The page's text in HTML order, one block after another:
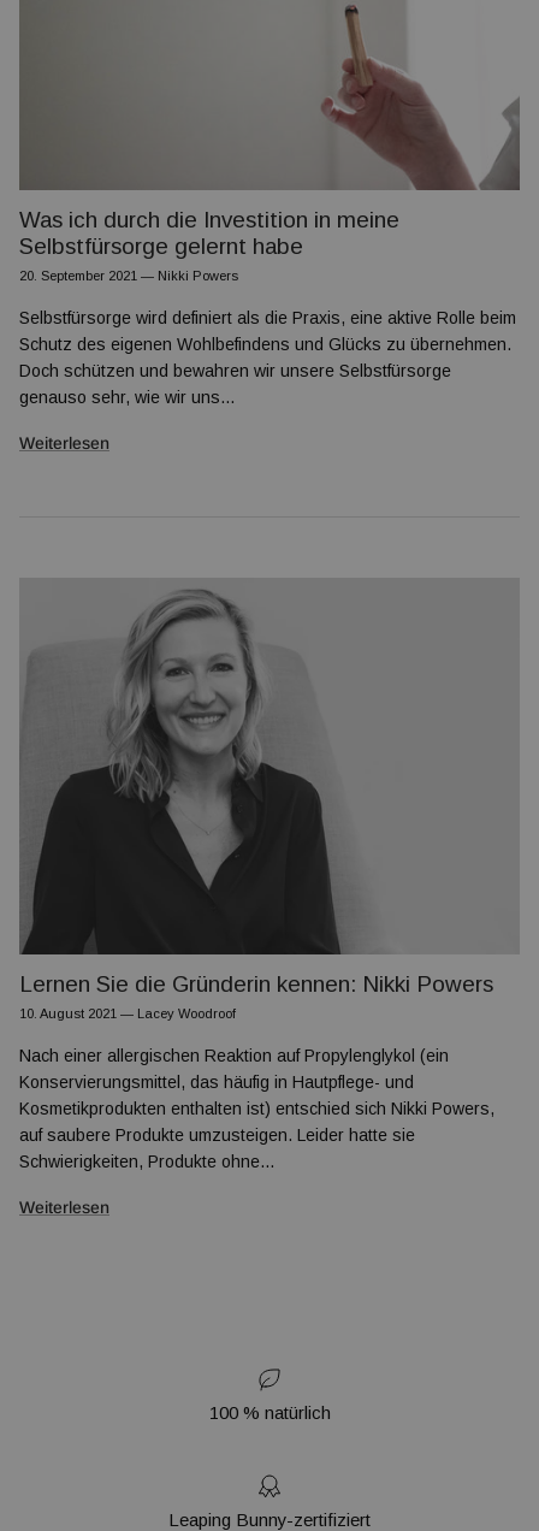
Was ich durch die Investition in meine
Selbstfürsorge gelernt habe
20. September 2021 — Nikki Powers
Selbstfürsorge wird definiert als die Praxis, eine aktive Rolle beim
Schutz des eigenen Wohlbefindens und Glücks zu übernehmen.
Doch schützen und bewahren wir unsere Selbstfürsorge
genauso sehr, wie wir uns...
Weiterlesen
Lernen Sie die Gründerin kennen: Nikki Powers
10. August 2021 — Lacey Woodroof
Nach einer allergischen Reaktion auf Propylenglykol (ein
Konservierungsmittel, das häufig in Hautpflege- und
Kosmetikprodukten enthalten ist) entschied sich Nikki Powers,
auf saubere Produkte umzusteigen. Leider hatte sie
Schwierigkeiten, Produkte ohne...
Weiterlesen
100 % natürlich
Leaping Bunny-zertifiziert